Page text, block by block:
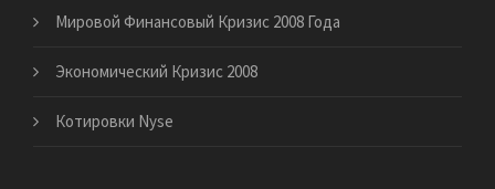
Мировой Финансовый Кризис 2008 Года
Экономический Кризис 2008
Котировки Nyse